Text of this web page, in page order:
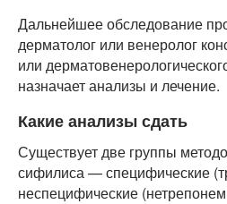
Дальнейшее обследование
дерматолог или венеролог
или
назначает анализы и лечение.
Какие анализы сдать
Существует две группы
сифилиса — специфические
неспецифические